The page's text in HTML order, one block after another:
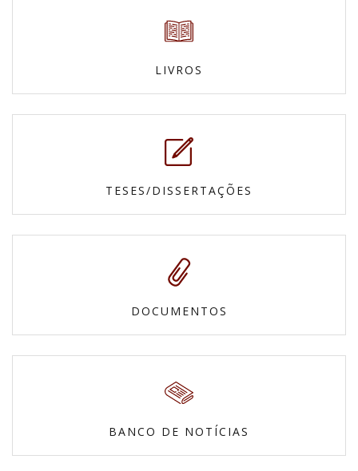
LIVROS
TESES/DISSERTAÇÕES
DOCUMENTOS
BANCO DE NOTÍCIAS